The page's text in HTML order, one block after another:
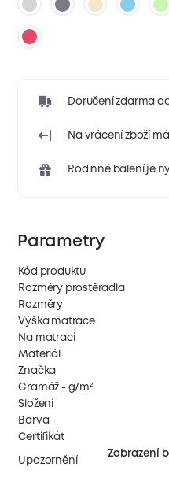
Doručení zdarma od
Na vrácení zboží
Rodinné balení je
Parametry
Kód produktu
Rozměry prostěradla
Rozměry
Výška matrace
Na matraci
Materiál
Značka
Gramáž - g/m²
Složení
Barva
Certifikát
Upozornění
Zobrazení